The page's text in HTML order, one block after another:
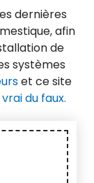
dernières
afin
de
systèmes
et ce site
du faux.